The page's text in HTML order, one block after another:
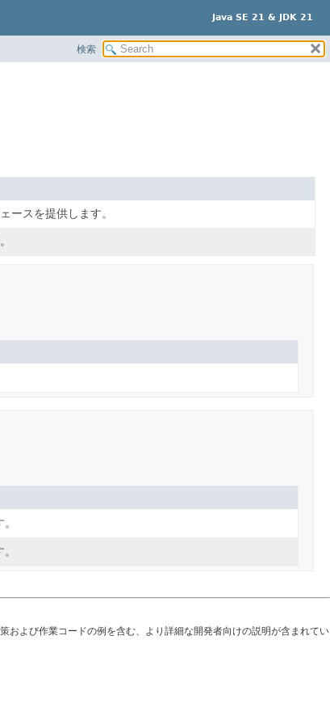
Java SE 21 & JDK 21
検索
スを提供します。
および作業コードの例を含む、より詳細な開発者向けの説明が含まれてい